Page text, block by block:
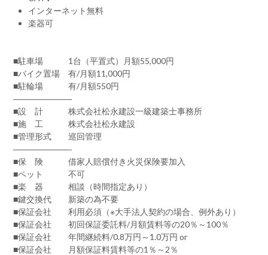
インターネット無料
楽器可
■駐車場 1台（平置式）月額55,000円
■バイク置場 有/月額11,000円
■駐輪場 有/月額550円
―――――――
■設 計 株式会社松永建設一級建築士事務所
■施 工 株式会社松永建設
■管理形式 巡回管理
―――――――
■保 険 借家人賠償付き火災保険要加入
■ペット 不可
■楽 器 相談（時間指定あり）
■鍵交換代 新築の為不要
■保証会社 利用必須（※大手法人契約の場合、例外あり）
■保証会社 初回保証委託料/月額賃料等の20％～100％
■保証会社 年間継続料/0.8万円～1.0万円 or
■保証会社 月額保証料賃料等の1％～2％